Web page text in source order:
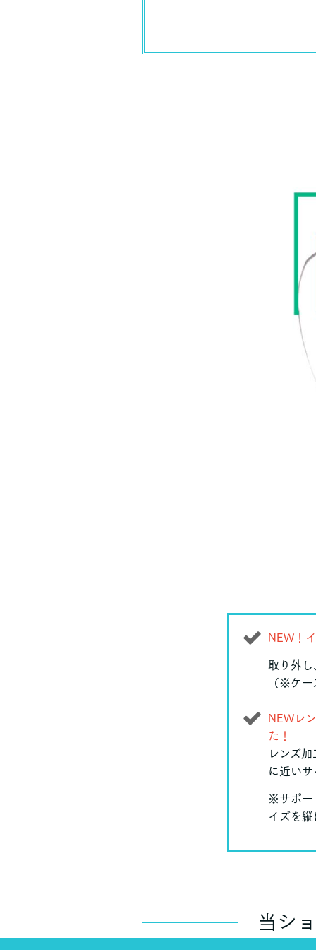
NEW！
取り外
（※ケ
NEWレ
た！
レンズ
に近い
※サポー
イズを
当シ